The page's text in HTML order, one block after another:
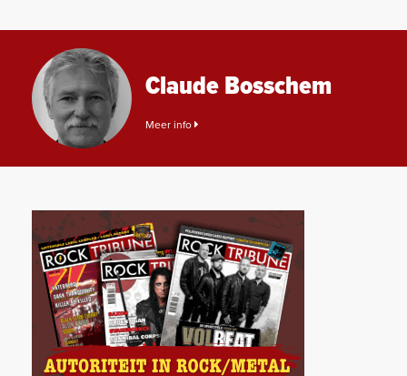
Claude Bosschem
Meer info